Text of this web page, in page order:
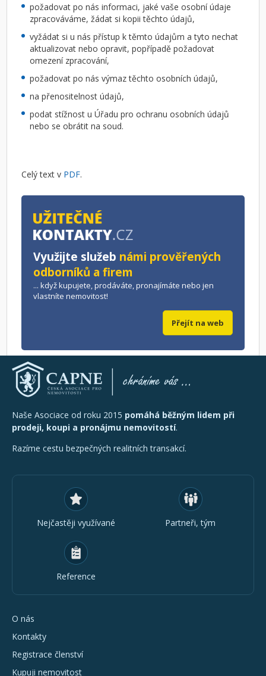
požadovat po nás informaci, jaké vaše osobní údaje
zpracováváme, žádat si kopii těchto údajů,
vyžádat si u nás přístup k těmto údajům a tyto nechat
aktualizovat nebo opravit, popřípadě požadovat
omezení zpracování,
požadovat po nás výmaz těchto osobních údajů,
na přenositelnost údajů,
podat stížnost u Úřadu pro ochranu osobních údajů
nebo se obrátit na soud.
Celý text v PDF.
Využijte služeb námi prověřených
odborníků a firem
... když kupujete, prodáváte, pronajímáte nebo jen
vlastníte nemovitost!
Přejít na web
Naše Asociace od roku 2015 pomáhá běžným lidem při
prodeji, koupi a pronájmu nemovitostí.
Razíme cestu bezpečných realitních transakcí.
Nejčastěji využívané Partneři, tým
Reference
O nás
Kontakty
Registrace členství
Kupuji nemovitost